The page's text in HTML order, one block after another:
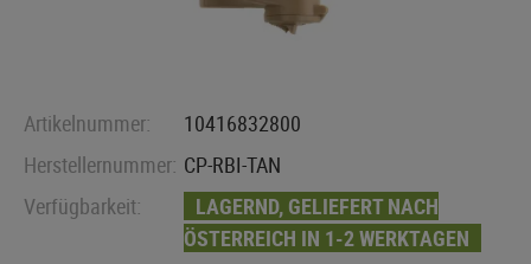
Artikelnummer:
10416832800
Herstellernummer: CP-RBI-TAN
Verfügbarkeit:
LAGERND, GELIEFERT NACH
ÖSTERREICH IN 1-2 WERKTAGEN